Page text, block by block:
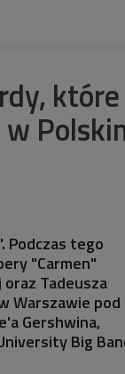
które
Podczas tego
"Carmen"
Tadeusza
Warszawie pod
Gershwina,
Big